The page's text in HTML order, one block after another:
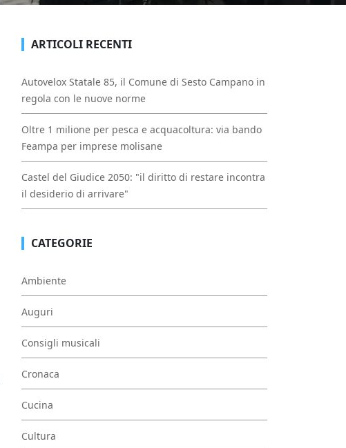
ARTICOLI RECENTI
Autovelox Statale 85, il Comune di Sesto Campano in
regola con le nuove norme
Oltre 1 milione per pesca e acquacoltura: via bando
Feampa per imprese molisane
Castel del Giudice 2050: "il diritto di restare incontra
il desiderio di arrivare"
CATEGORIE
Ambiente
Auguri
Consigli musicali
Cronaca
Cucina
Cultura